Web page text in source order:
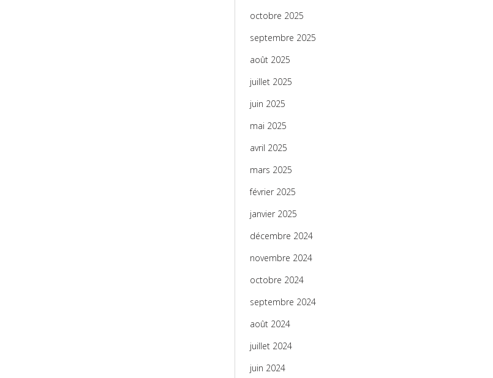
octobre 2025
septembre 2025
août 2025
juillet 2025
juin 2025
mai 2025
avril 2025
mars 2025
février 2025
janvier 2025
décembre 2024
novembre 2024
octobre 2024
septembre 2024
août 2024
juillet 2024
juin 2024